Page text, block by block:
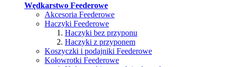
Wędkarstwo Feederowe
Akcesoria Feederowe
Haczyki Feederowe
Haczyki bez przyponu
Haczyki z przyponem
Koszyczki i podajniki Feederowe
Kołowrotki Feederowe